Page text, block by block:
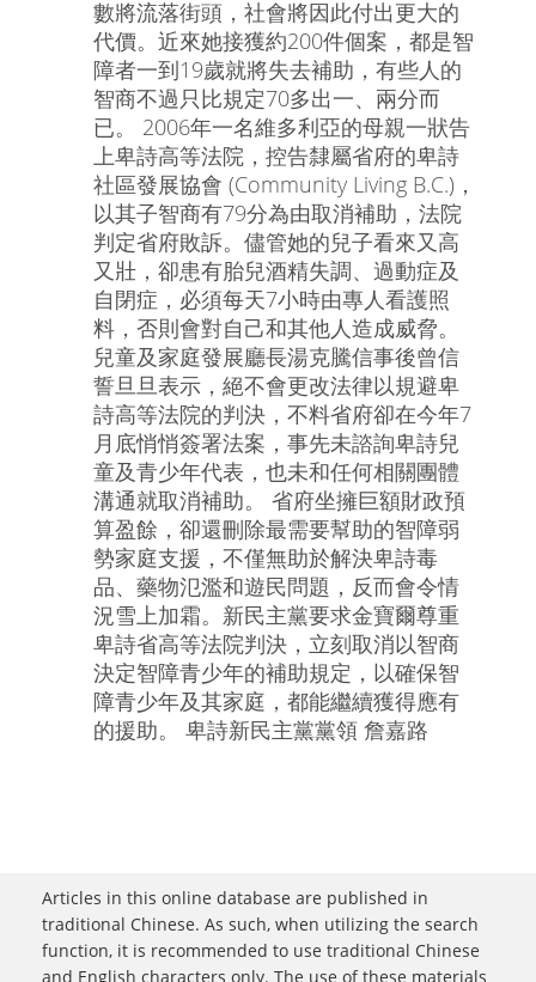
數將流落街頭，社會將因此付出更大的
代價。近來她接獲約200件個案，都是智
障者一到19歲就將失去補助，有些人的
智商不過只比規定70多出一、兩分而
已。 2006年一名維多利亞的母親一狀告
上卑詩高等法院，控告隸屬省府的卑詩
社區發展協會 (Community Living B.C.)，
以其子智商有79分為由取消補助，法院
判定省府敗訴。儘管她的兒子看來又高
又壯，卻患有胎兒酒精失調、過動症及
自閉症，必須每天7小時由專人看護照
料，否則會對自己和其他人造成威脅。
兒童及家庭發展廳長湯克騰信事後曾信
誓旦旦表示，絕不會更改法律以規避卑
詩高等法院的判決，不料省府卻在今年7
月底悄悄簽署法案，事先未諮詢卑詩兒
童及青少年代表，也未和任何相關團體
溝通就取消補助。 省府坐擁巨額財政預
算盈餘，卻還刪除最需要幫助的智障弱
勢家庭支援，不僅無助於解決卑詩毒
品、藥物氾濫和遊民問題，反而會令情
況雪上加霜。新民主黨要求金寶爾尊重
卑詩省高等法院判決，立刻取消以智商
決定智障青少年的補助規定，以確保智
障青少年及其家庭，都能繼續獲得應有
的援助。 卑詩新民主黨黨領 詹嘉路
Articles in this online database are published in
traditional Chinese. As such, when utilizing the search
function, it is recommended to use traditional Chinese
and English characters only. The use of these materials